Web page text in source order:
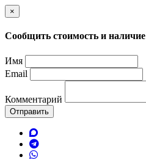
×
Сообщить стоимость и наличие
Имя
Email
Комментарий
Отправить